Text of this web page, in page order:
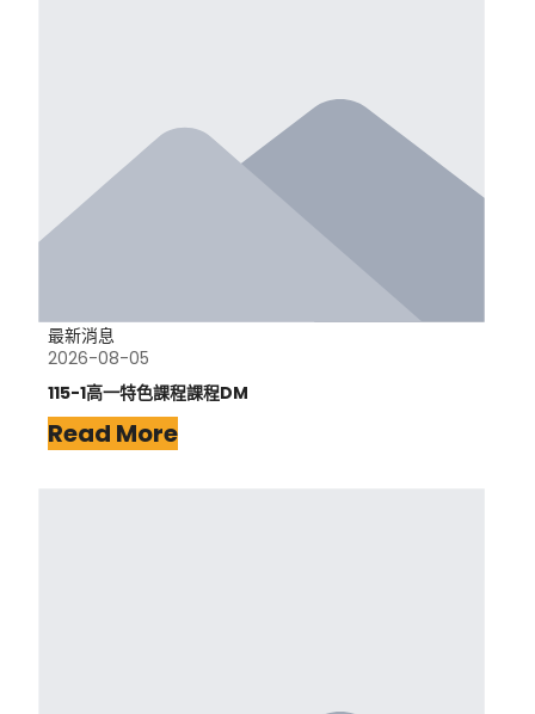
最新消息
2026-08-05
115-1高一特色課程課程DM
Read More